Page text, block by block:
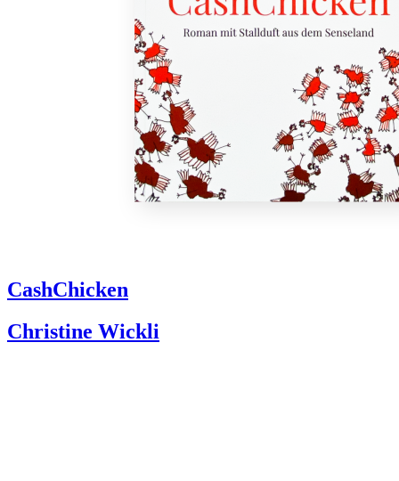
CashChicken
Christine Wickli